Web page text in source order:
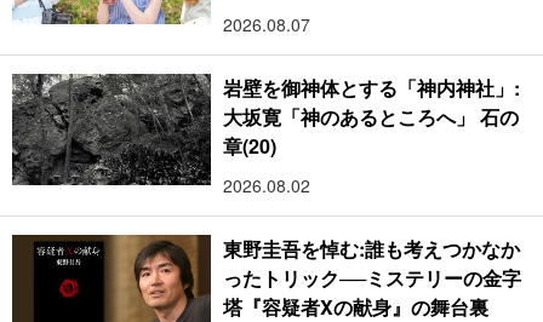
2026.08.07
岩壁を御神体とする「神内神社」:
大坂寛「神のあるところへ」 石の
章(20)
2026.08.02
東野圭吾を悼む:誰も考えつかなか
ったトリック──ミステリーの金字
塔『容疑者Xの献身』の舞台裏